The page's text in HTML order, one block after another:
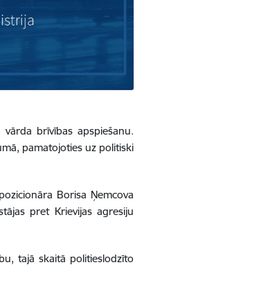
brīvības apspiešanu.
pamatojoties uz politiski
Borisa Ņemcova
pret Krievijas agresiju
tajā skaitā politieslodzīto